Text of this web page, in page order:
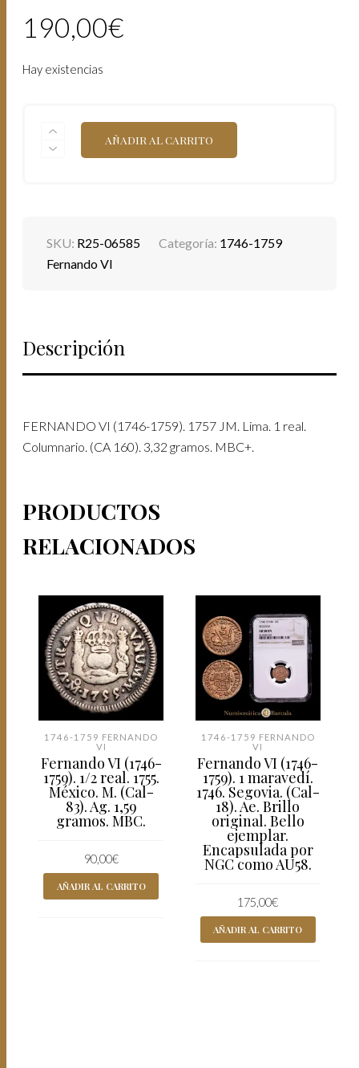
190,00€
Hay existencias
FERNANDO
REAL.
COLUMNARIO.
(CA
CANTIDAD
AÑADIR AL CARRITO
SKU: R25-06585 Categoría: 1746-1759
Fernando VI
Descripción
FERNANDO VI (1746-1759). 1757 JM. Lima. 1 real.
Columnario. (CA 160). 3,32 gramos. MBC+.
PRODUCTOS
RELACIONADOS
1746-1759 FERNANDO
VI
Fernando VI (1746-
1759). 1/2 real. 1755.
México. M. (Cal-
83). Ag. 1,59
gramos. MBC.
90,00€
AÑADIR AL CARRITO
1746-1759 FERNANDO
VI
Fernando VI (1746-
1759). 1 maravedí.
1746. Segovia. (Cal-
18). Ae. Brillo
original. Bello
ejemplar.
Encapsulada por
NGC como AU58.
175,00€
AÑADIR AL CARRITO